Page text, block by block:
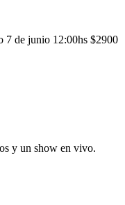
7 de junio 12:00hs $2900
y un show en vivo.